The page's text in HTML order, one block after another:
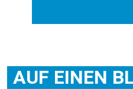
AUF EINEN